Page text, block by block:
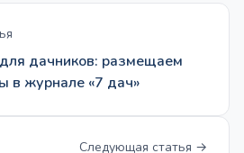
дачников: размещаем
в журнале «7 дач»
Следующая статья →